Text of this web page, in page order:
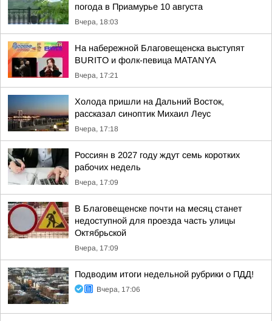
погода в Приамурье 10 августа
Вчера, 18:03
На набережной Благовещенска выступят
BURITO и фолк-певица MATANYA
Вчера, 17:21
Холода пришли на Дальний Восток,
рассказал синоптик Михаил Леус
Вчера, 17:18
Россиян в 2027 году ждут семь коротких
рабочих недель
Вчера, 17:09
В Благовещенске почти на месяц станет
недоступной для проезда часть улицы
Октябрьской
Вчера, 17:09
Подводим итоги недельной рубрики о ПДД!
Вчера, 17:06